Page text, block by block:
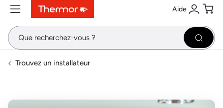
ContenuMenuRecherche Aide
Se
Trouvez un installateur